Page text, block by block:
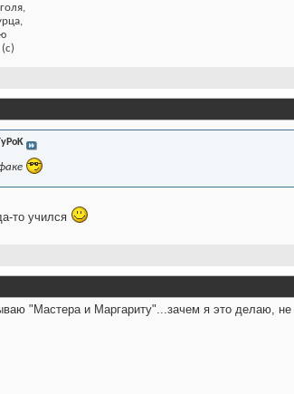
то учился
"Мастера и Маргариту"...зачем я это делаю,